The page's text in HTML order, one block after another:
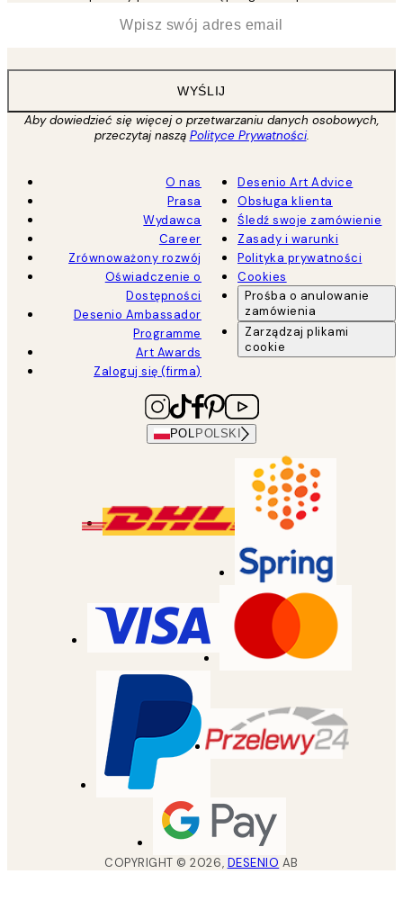
WYŚLIJ
Aby dowiedzieć się więcej o przetwarzaniu danych osobowych,
przeczytaj naszą Polityce Prywatności.
O nas
Prasa
Wydawca
Career
Zrównoważony rozwój
Oświadczenie o
Dostępności
Desenio Ambassador
Programme
Art Awards
Zaloguj się (firma)
Desenio Art Advice
Obsługa klienta
Śledź swoje zamówienie
Zasady i warunki
Polityka prywatności
Cookies
Prośba o anulowanie
zamówienia
Zarządzaj plikami
cookie
POL POLSKI
COPYRIGHT ©2026, DESENIO AB